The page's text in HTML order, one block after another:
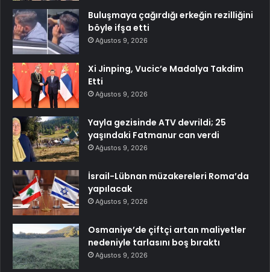
Buluşmaya çağırdığı erkeğin rezilliğini
böyle ifşa etti
Ağustos 9, 2026
Xi Jinping, Vucic’e Madalya Takdim
Etti
Ağustos 9, 2026
Yayla gezisinde ATV devrildi; 25
yaşındaki Fatmanur can verdi
Ağustos 9, 2026
İsrail-Lübnan müzakereleri Roma’da
yapılacak
Ağustos 9, 2026
Osmaniye’de çiftçi artan maliyetler
nedeniyle tarlasını boş bıraktı
Ağustos 9, 2026